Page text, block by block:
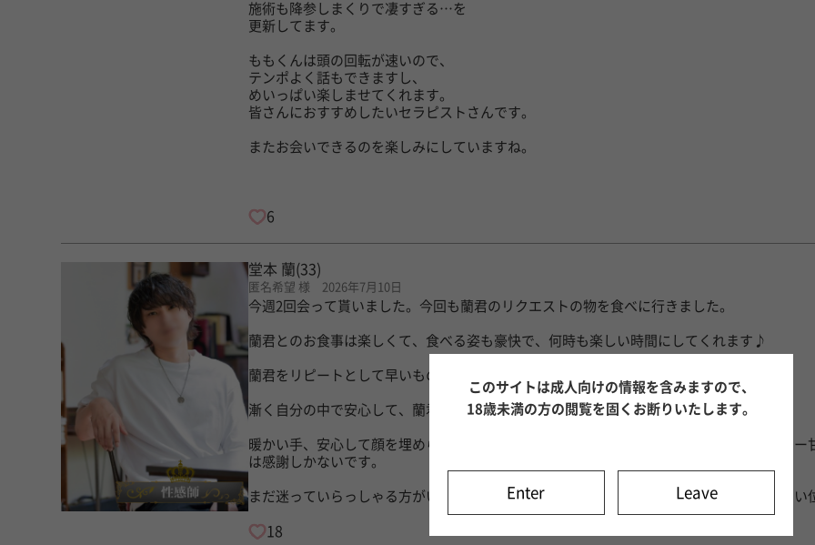
施術も降参しまくりで凄すぎる…を
更新してます。
ももくんは頭の回転が速いので、
テンポよく話もできますし、
めいっぱい楽しませてくれます。
皆さんにおすすめしたいセラピストさんです。
またお会いできるのを楽しみにしていますね。
6
堂本 蘭(33)
匿名希望 様 2026年7月10日
今週2回会って貰いました。今回も蘭君のリクエストの物を食べに行きました。
蘭君とのお食事は楽しくて、食べる姿も豪快で、何時も楽しい時間にしてくれます♪
蘭君をリピートとして早いもので、1年10ヶ月
漸く自分の中で安心して、蘭君に全てを委ねる事が出来た様な気がします。
暖かい手、安心して顔を埋められる胸、心地よくて、年齢などを忘れさせてくれる（あぁ
は感謝しかないです。
まだ迷っていらっしゃる方がいらしたら、是非蘭君と会ってみて下さい。絶対後悔させない
18
このサイトは成人向けの情報を含みますので、
18歳未満の方の閲覧を固くお断りいたします。
Enter Leave